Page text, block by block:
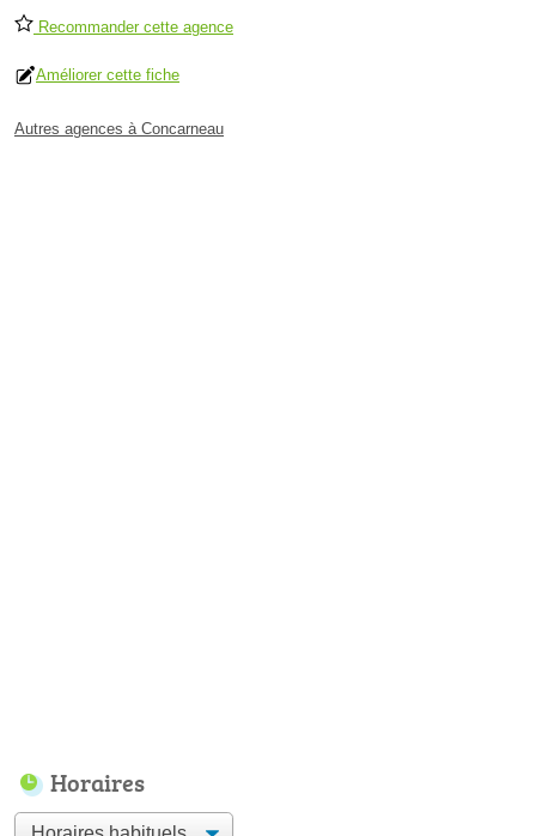
Recommander cette agence
Améliorer cette fiche
Autres agences à Concarneau
Horaires